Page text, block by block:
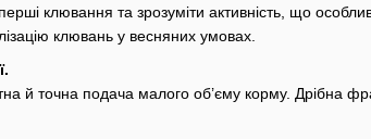
клювання та зрозуміти активність, що
клювань у весняних умовах.
й точна подача малого об’єму корму. Дрібна